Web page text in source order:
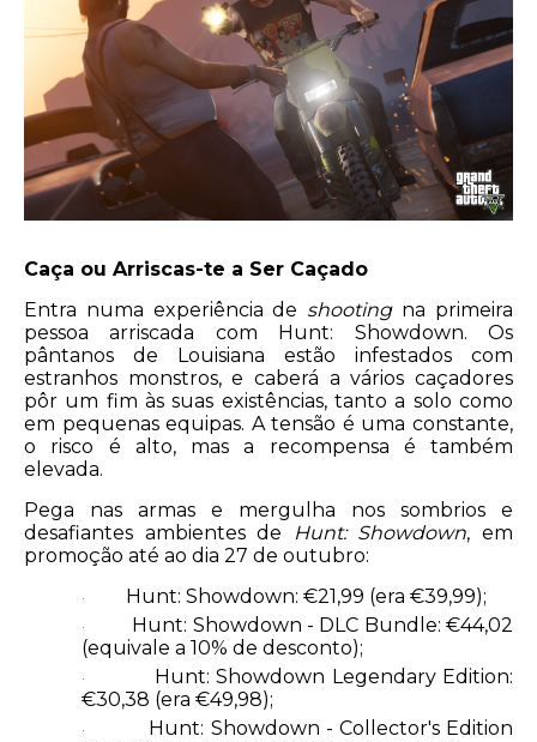
Caça ou Arriscas-te a Ser Caçado
Entra numa experiência de shootingna primeira
pessoa arriscada com Hunt: Showdown. Os
pântanos de Louisiana estão infestados com
estranhos monstros, e caberá a vários caçadores
pôr um fim às suas existências, tanto a solo como
em pequenas equipas. A tensão é uma constante,
o risco é alto, mas a recompensa é também
elevada.
Pega nas armas e mergulha nos sombrios e
desafiantes ambientes de
Hunt: Showdown, em
promoção até ao dia 27 de outubro:
· Hunt: Showdown: €21,99 (era €39,99);
·
Hunt: Showdown - DLC Bundle: €44,02
(equivale a 10% de desconto);
·
Hunt: Showdown Legendary Edition:
€30,38 (era €49,98);
·
Hunt: Showdown - Collector's Edition